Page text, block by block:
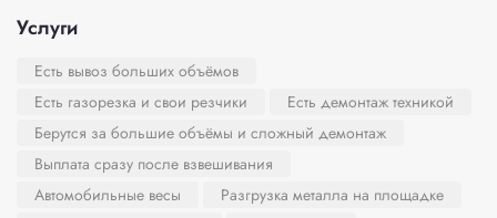
Услуги
Есть вывоз больших объёмов
Есть газорезка и свои резчики
Есть демонтаж техникой
Берутся за большие объёмы и сложный демонтаж
Выплата сразу после взвешивания
Автомобильные весы
Разгрузка металла на площадке